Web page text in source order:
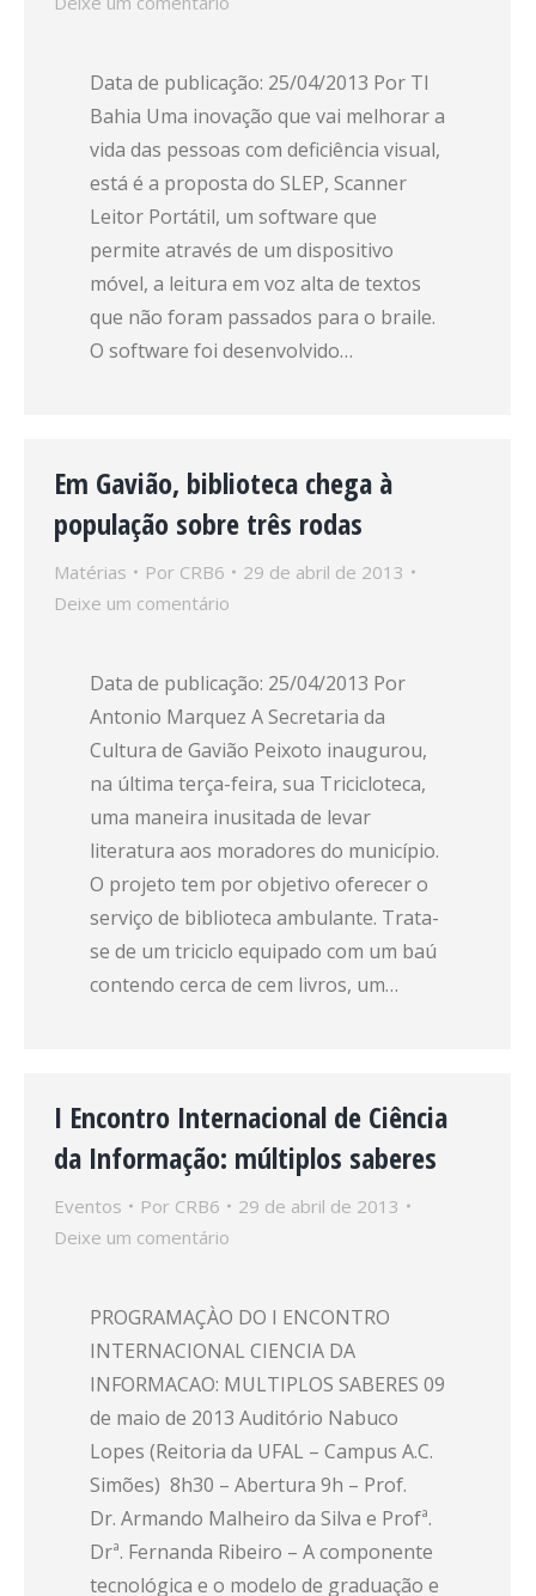
Data de publicação: 25/04/2013 Por TI
Bahia Uma inovação que vai melhorar a
vida das pessoas com deficiência visual,
está é a proposta do SLEP, Scanner
Leitor Portátil, um software que
permite através de um dispositivo
móvel, a leitura em voz alta de textos
que não foram passados para o braile.
O software foi desenvolvido…
Em Gavião, biblioteca chega à
população sobre três rodas
Matérias Por CRB6
29 de abril de 2013
Deixe um comentário
Data de publicação: 25/04/2013 Por
Antonio Marquez A Secretaria da
Cultura de Gavião Peixoto inaugurou,
na última terça-feira, sua Tricicloteca,
uma maneira inusitada de levar
literatura aos moradores do município.
O projeto tem por objetivo oferecer o
serviço de biblioteca ambulante. Trata-
se de um triciclo equipado com um baú
contendo cerca de cem livros, um…
I Encontro Internacional de Ciência
da Informação: múltiplos saberes
Eventos Por CRB6
29 de abril de 2013
Deixe um comentário
PROGRAMAÇÀO DO I ENCONTRO
INTERNACIONAL CIENCIA DA
INFORMACAO: MULTIPLOS SABERES 09
de maio de 2013 Auditório Nabuco
Lopes (Reitoria da UFAL – Campus A.C.
Simões) 8h30 – Abertura 9h – Prof.
Dr. Armando Malheiro da Silva e Profª.
Drª. Fernanda Ribeiro – A componente
tecnológica e o modelo de graduação e